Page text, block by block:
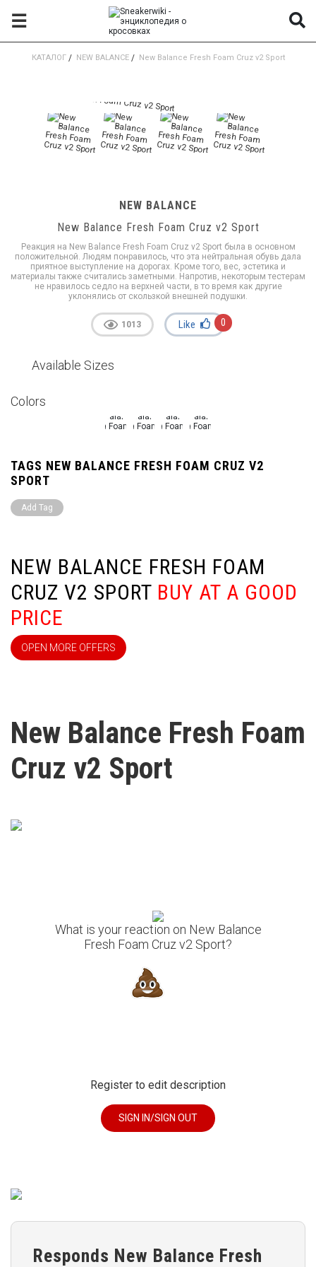
☰
КАТАЛОГ/ NEW BALANCE/ New Balance Fresh Foam Cruz v2 Sport
NEW BALANCE FRESH FOAM
CRUZ V2 SPORT BUY AT A GOOD
PRICE
OPEN MORE OFFERS
New Balance Fresh Foam
Cruz v2 Sport
What is your reaction on New Balance
Fresh Foam Cruz v2 Sport?
Register to edit description
SIGN IN/SIGN OUT
Responds New Balance Fresh
NEW BALANCE
New Balance Fresh Foam Cruz v2 Sport
Реакция на New Balance Fresh Foam Cruz v2 Sport была в основном
положительной. Людям понравилось, что эта нейтральная обувь дала
приятное выступление на дорогах. Кроме того, вес, эстетика и
материалы также считались заметными. Напротив, некоторым тестерам
не нравилось седло на верхней части, в то время как другие
уклонялись от скользкой внешней подушки.
1013 Like 0
Available Sizes
Colors
TAGS NEW BALANCE FRESH FOAM CRUZ V2
SPORT
Add Tag